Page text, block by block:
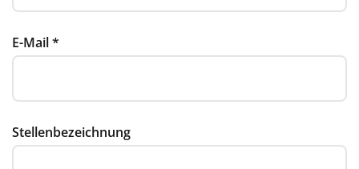
E-Mail*
Stellenbezeichnung